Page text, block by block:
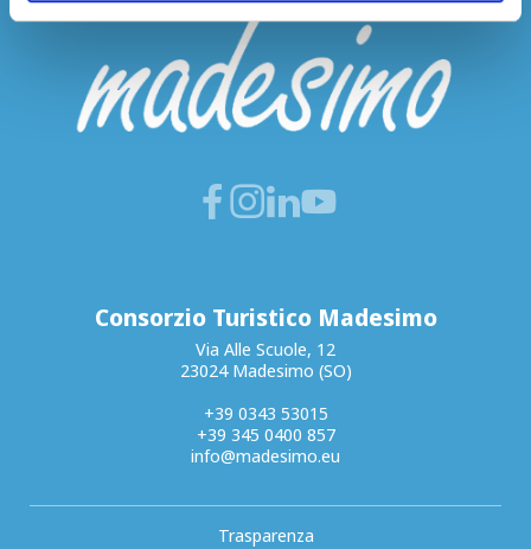
Consorzio Turistico Madesimo
Via Alle Scuole, 12
23024 Madesimo (SO)
+39 0343 53015
+39 345 0400 857
info@madesimo.eu
Trasparenza